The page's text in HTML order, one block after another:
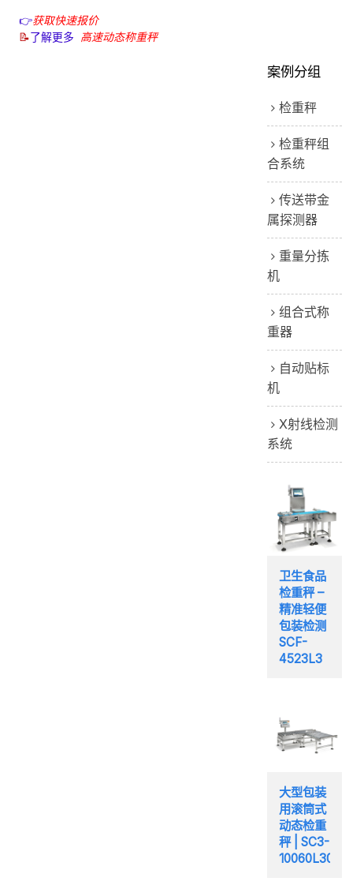
👉获取快速报价
📝了解更多 高速动态称重秤
案例分组
检重秤
检重秤组
合系统
传送带金
属探测器
重量分拣
机
组合式称
重器
自动贴标
机
X射线检测
系统
卫生食品
检重秤 –
精准轻便
包装检测
SCF-
4523L3
大型包装
用滚筒式
动态检重
秤 | SC3-
10060L30